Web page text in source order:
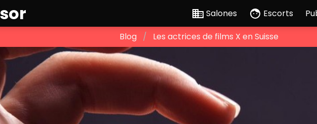
Salones Escorts
Blog Les actrices de films X en Suisse